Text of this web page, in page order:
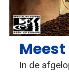
In de